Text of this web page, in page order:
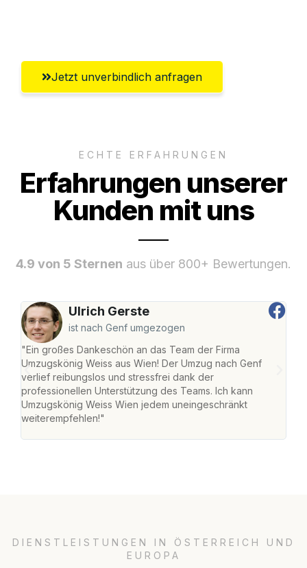
Jetzt unverbindlich anfragen
ECHTE ERFAHRUNGEN
Erfahrungen unserer
Kunden mit uns
4.9 von 5 Sternen aus über 800+ Bewertungen.
Ulrich Gerste
ist nach Genf umgezogen
"Ein großes Dankeschön an das Team der Firma
Umzugskönig Weiss aus Wien! Der Umzug nach Genf
verlief reibungslos und stressfrei dank der
professionellen Unterstützung des Teams. Ich kann
Umzugskönig Weiss Wien jedem uneingeschränkt
weiterempfehlen!"
DIENSTLEISTUNGEN IN ÖSTERREICH UND
EUROPA